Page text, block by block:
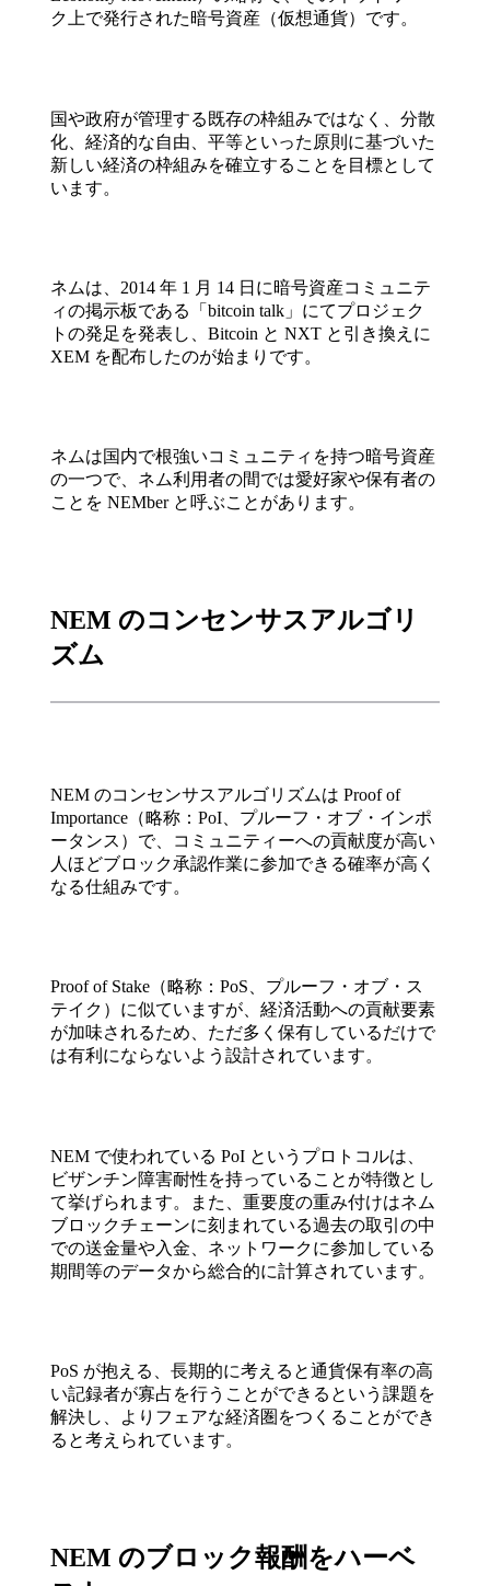
ク上で発行された暗号資産（仮想通貨）です。
国や政府が管理する既存の枠組みではなく、分散
化、経済的な自由、平等といった原則に基づいた
新しい経済の枠組みを確立することを目標として
います。
ネムは、2014 年 1 月 14 日に暗号資産コミュニテ
ィの掲示板である「bitcoin talk」にてプロジェク
トの発足を発表し、Bitcoin と NXT と引き換えに
XEM を配布したのが始まりです。
ネムは国内で根強いコミュニティを持つ暗号資産
の一つで、ネム利用者の間では愛好家や保有者の
ことを NEMber と呼ぶことがあります。
NEM のコンセンサスアルゴリ
ズム
NEM のコンセンサスアルゴリズムは Proof of
Importance（略称：PoI、プルーフ・オブ・インポ
ータンス）で、コミュニティーへの貢献度が高い
人ほどブロック承認作業に参加できる確率が高く
なる仕組みです。
Proof of Stake（略称：PoS、プルーフ・オブ・ス
テイク）に似ていますが、経済活動への貢献要素
が加味されるため、ただ多く保有しているだけで
は有利にならないよう設計されています。
NEM で使われている PoI というプロトコルは、
ビザンチン障害耐性を持っていることが特徴とし
て挙げられます。また、重要度の重み付けはネム
ブロックチェーンに刻まれている過去の取引の中
での送金量や入金、ネットワークに参加している
期間等のデータから総合的に計算されています。
PoS が抱える、長期的に考えると通貨保有率の高
い記録者が寡占を行うことができるという課題を
解決し、よりフェアな経済圏をつくることができ
ると考えられています。
NEM のブロック報酬をハーベ